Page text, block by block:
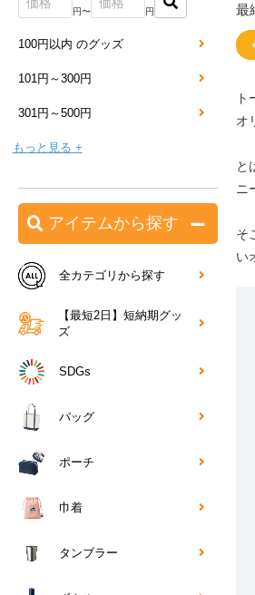
最
オ
と
ニ
そ
い
円〜 円
100円以内 のグッズ
101円～300円
301円～500円
もっと見る +
アイテムから探す
全カテゴリから探す
【最短2日】短納期グッ
ズ
SDGs
バッグ
ポーチ
巾着
タンブラー